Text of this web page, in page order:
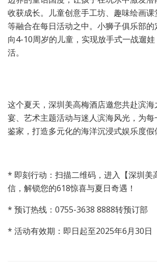
收获成长。儿童创意手工坊、趣味绘画
等融合在每日活动之中。小狮子俱乐部
向4-10周岁的儿童，实现放手式一战遛
活。
这个夏天，深圳美高梅酒店邀您共赴滨
宴、艺术主题活动与迷人滨海风光，为
鉴家，打造多元化的海洋沉浸式娱乐度假
* 即刻行动：扫描二维码，进入【深圳美
信，解锁您的618惊喜与夏日奇遇！
* 预订热线：0755-3638 8888转预订部
* 活动有效期：即日起至2025年6月30日